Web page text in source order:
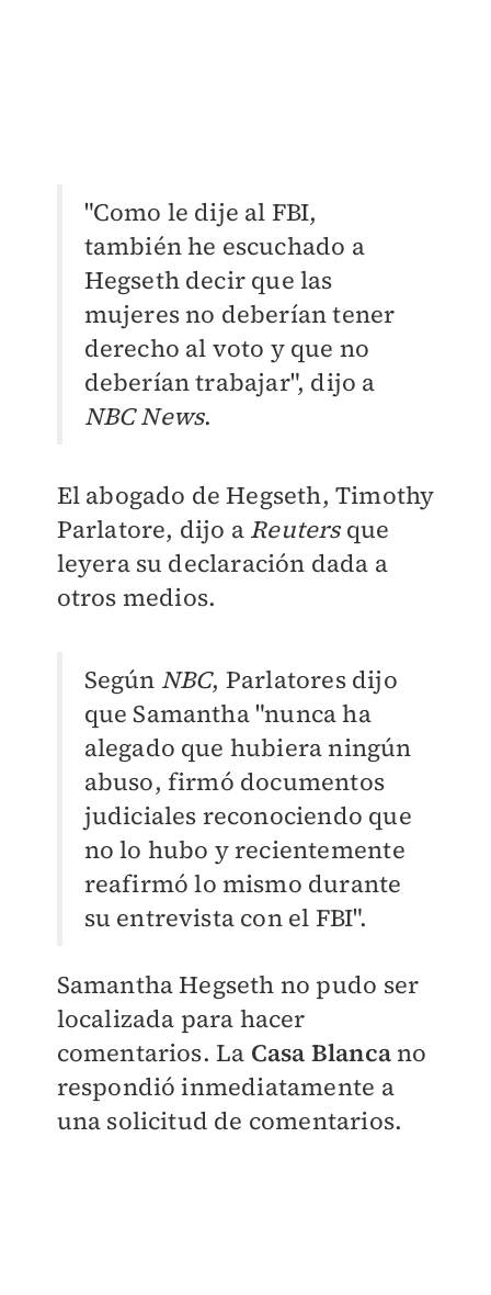
"Como le dije al FBI,
también he escuchado a
Hegseth decir que las
mujeres no deberían tener
derecho al voto y que no
deberían trabajar", dijo a
NBC News.
El abogado de Hegseth, Timothy
Parlatore, dijo a Reuters que
leyera su declaración dada a
otros medios.
Según NBC, Parlatores dijo
que Samantha "nunca ha
alegado que hubiera ningún
abuso, firmó documentos
judiciales reconociendo que
no lo hubo y recientemente
reafirmó lo mismo durante
su entrevista con el FBI".
Samantha Hegseth no pudo ser
localizada para hacer
comentarios. La Casa Blancano
respondió inmediatamente a
una solicitud de comentarios.